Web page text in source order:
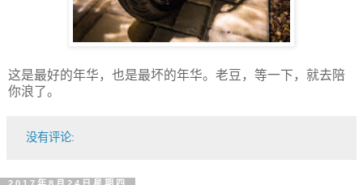
这是最好的年华，也是最坏的年华。老豆，等一下，就去陪
你浪了。
没有评论: